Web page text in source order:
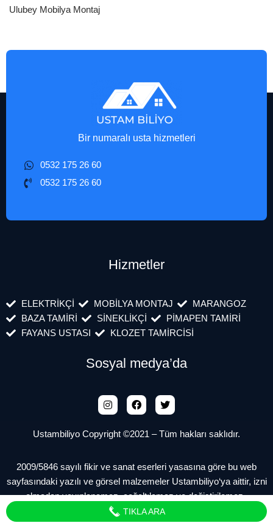
Ulubey Mobilya Montaj
Bir numaralı usta hizmetleri
0532 175 26 60
0532 175 26 60
Hizmetler
ELEKTRİKÇİ MOBİLYA MONTAJ
MARANGOZ
BAZA TAMİRİ
SİNEKLİKÇİ
PİMAPEN TAMİRİ
FAYANS USTASI
KLOZET TAMİRCİSİ
Sosyal medya’da
Ustambiliyo Copyright ©2021 – Tüm hakları saklıdır.
2009/5846 sayılı fikir ve sanat eserleri yasasına göre bu web
sayfasındaki yazılı ve görsel malzemeler Ustambiliyo‘ya aittir, izni
olmadan yayınlanamaz, çoğaltılamaz ve değiştirilemez.
TIKLA ARA